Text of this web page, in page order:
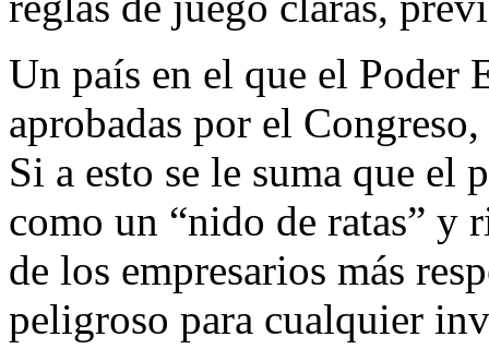
Un país en el que el Poder
aprobadas por el
Si a esto se le suma que el
como un “nido de ratas” y
de los empresarios más
peligroso para cualquier